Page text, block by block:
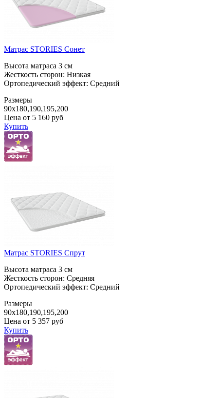
Матрас STORIES Сонет
Высота матраса 3 см
Жесткость сторон: Низкая
Ортопедический эффект: Средний
Размеры
90x180,190,195,200
Цена от 5 160 руб
Купить
Матрас STORIES Спрут
Высота матраса 3 см
Жесткость сторон: Средняя
Ортопедический эффект: Средний
Размеры
90x180,190,195,200
Цена от 5 357 руб
Купить